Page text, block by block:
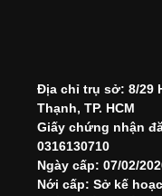
Địa chỉ trụ sở: 8/29
Thạnh, TP. HCM
Giấy chứng nhận
0316130710
Ngày cấp: 07/02/
Nới cấp: Sở kế